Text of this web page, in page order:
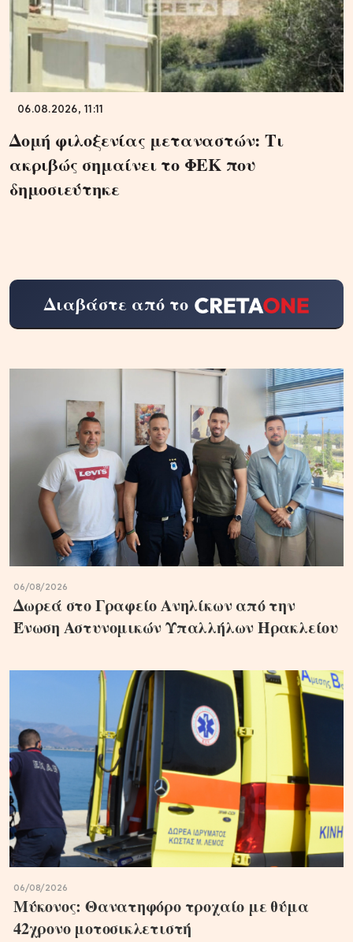
06.08.2026, 11:11
Δομή φιλοξενίας μεταναστών: Τι
ακριβώς σημαίνει το ΦΕΚ που
δημοσιεύτηκε
Διαβάστε από το
06/08/2026
Δωρεά στο Γραφείο Ανηλίκων από την
Ένωση Αστυνομικών Υπαλλήλων Ηρακλείου
06/08/2026
Μύκονος: Θανατηφόρο τροχαίο με θύμα
42χρονο μοτοσικλετιστή